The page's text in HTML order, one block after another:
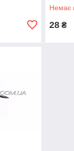
Немає
28 ₴